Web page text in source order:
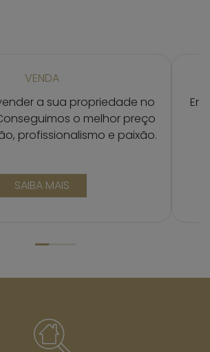
VENDA
a sua propriedade no
o melhor preço
profissionalismo e paixão.
SAIBA MAIS
ZAHLEN